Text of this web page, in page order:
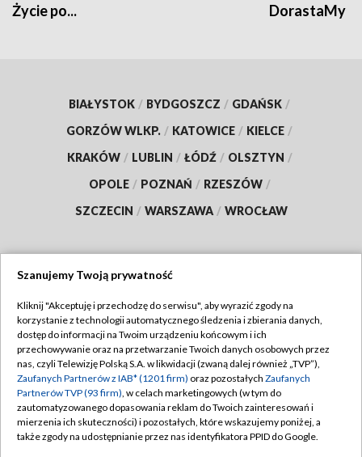
Życie po... DorastaMy
BIAŁYSTOK / BYDGOSZCZ / GDAŃSK /
GORZÓW WLKP. / KATOWICE / KIELCE /
KRAKÓW / LUBLIN / ŁÓDŹ / OLSZTYN /
OPOLE / POZNAŃ / RZESZÓW /
SZCZECIN / WARSZAWA / WROCŁAW
TVP
Abonament TVP
Emisja w TVP
Centrum informacji TVP
Naziemna Telewizja Cyfrowa
Regulamin TVP
Polityka prywatności
Moje zgody
Pomoc
Szanujemy Twoją prywatność
Kliknij "Akceptuję i przechodzę do serwisu", aby wyrazić zgody na
korzystanie z technologii automatycznego śledzenia i zbierania danych,
dostęp do informacji na Twoim urządzeniu końcowym i ich
przechowywanie oraz na przetwarzanie Twoich danych osobowych przez
nas, czyli Telewizję Polską S.A. w likwidacji (zwaną dalej również „TVP”),
Zaufanych Partnerów z IAB* (1201 firm) oraz pozostałych Zaufanych
Partnerów TVP (93 firm), w celach marketingowych (w tym do
zautomatyzowanego dopasowania reklam do Twoich zainteresowań i
mierzenia ich skuteczności) i pozostałych, które wskazujemy poniżej, a
także zgody na udostępnianie przez nas identyfikatora PPID do Google.